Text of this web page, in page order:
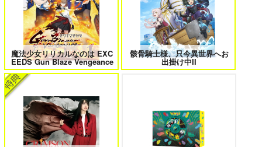
オリジナル
作者
パイセン
サンプル
カート
ボクの理想の異世界生活 転生したら
ケモ耳娘だらけの世界でハーレムに
3
異世界から来た君と共に過ごす日常
2
＃ラブコメ好きとこっそり繋がりた
い
魔法少女リリカルなのは EXC
EEDS Gun Blaze Vengeance
骸骨騎士様、只今異世界へお
出掛け中II